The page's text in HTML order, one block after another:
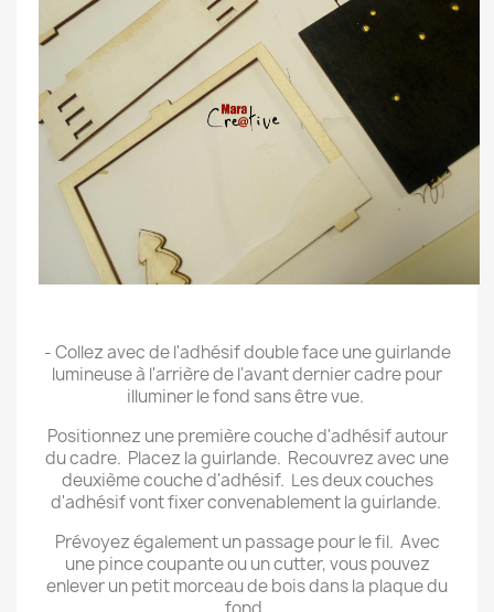
- Collez avec de l'adhésif double face une guirlande
lumineuse à l'arrière de l'avant dernier cadre pour
illuminer le fond sans être vue.
Positionnez une première couche d'adhésif autour
du cadre. Placez la guirlande. Recouvrez avec une
deuxième couche d'adhésif. Les deux couches
d'adhésif vont fixer convenablement la guirlande.
Prévoyez également un passage pour le fil. Avec
une pince coupante ou un cutter, vous pouvez
enlever un petit morceau de bois dans la plaque du